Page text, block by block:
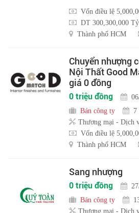
Vốn điều lệ
DT 300,300,000
Thành phố HCM
Chuyển nhượng
Nội Thất Good
giá 0 đồng
0 triệu đồng
Bán công ty
7
Thương mại - Dịch
Vốn điều lệ
Thành phố HCM
Sang nhượng
0 triệu đồng
Bán công ty
Thương mại - Dịch